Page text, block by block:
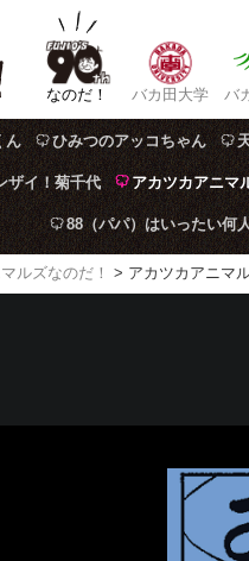
なのだ！ バカ田大学 バ
ん ひみつのアッコちゃん
ザイ！菊千代 アカツカアニマ
88（パパ）はいったい何
ルズなのだ！ > アカツカアニマ